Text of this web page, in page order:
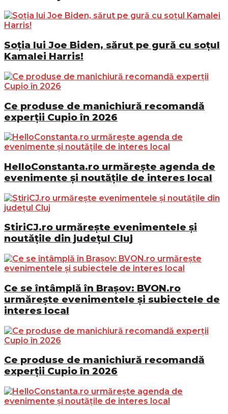
Soția lui Joe Biden, sărut pe gură cu soțul
Kamalei Harris!
Ce produse de manichiură recomandă
experții Cupio în 2026
HelloConstanta.ro urmărește agenda de
evenimente și noutățile de interes local
StiriCJ.ro urmărește evenimentele și
noutățile din județul Cluj
Ce se întâmplă în Brașov: BVON.ro
urmărește evenimentele și subiectele de
interes local
Ce produse de manichiură recomandă
experții Cupio în 2026